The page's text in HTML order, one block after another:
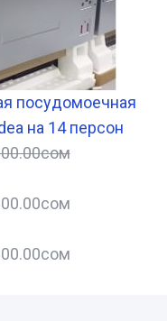
посудомоечная
на 14 персон
сом
сом
сом